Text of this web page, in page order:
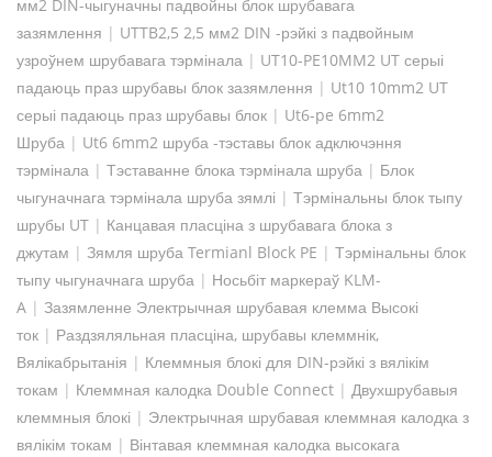
мм2 DIN-чыгуначны падвойны блок шрубавага
зазямлення | UTTB2,5 2,5 мм2 DIN -рэйкі з падвойным
узроўнем шрубавага тэрмінала | UT10-PE10MM2 UT серыі
падаюць праз шрубавы блок зазямлення | Ut10 10mm2 UT
серыі падаюць праз шрубавы блок | Ut6-pe 6mm2
Шруба | Ut6 6mm2 шруба -тэставы блок адключэння
тэрмінала | Тэставанне блока тэрмінала шруба | Блок
чыгуначнага тэрмінала шруба зямлі | Тэрмінальны блок тыпу
шрубы UT | Канцавая пласціна з шрубавага блока з
джутам | Зямля шруба Termianl Block PE | Тэрмінальны блок
тыпу чыгуначнага шруба | Носьбіт маркераў KLM-
A | Зазямленне Электрычная шрубавая клемма Высокі
ток | Раздзяляльная пласціна, шрубавы клеммнік,
Вялікабрытанія | Клеммныя блокі для DIN-рэйкі з вялікім
токам | Клеммная калодка Double Connect | Двухшрубавыя
клеммныя блокі | Электрычная шрубавая клеммная калодка з
вялікім токам | Вінтавая клеммная калодка высокага